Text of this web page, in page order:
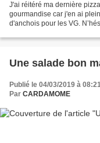
J'ai réitéré ma dernière
gourmandise car j'en ai
d'anchois pour les VG.
Une salade bon
Publié le 04/03/2019 à
Par CARDAMOME